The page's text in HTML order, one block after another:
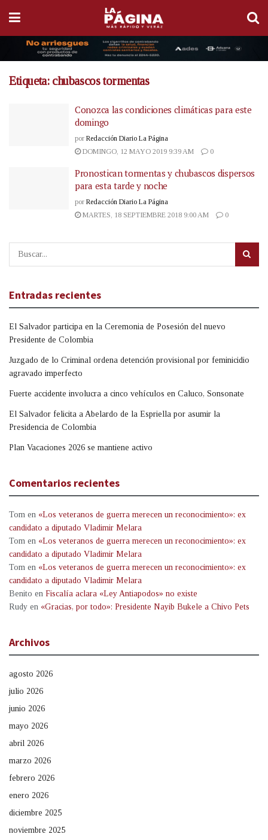
Etiqueta: chubascos tormentas
Conozca las condiciones climáticas para este
domingo
por Redacción Diario La Página
DOMINGO, 12 MAYO 2019 9:39 AM
0
Pronostican tormentas y chubascos dispersos
para esta tarde y noche
por Redacción Diario La Página
MARTES, 18 SEPTIEMBRE 2018 9:00 AM
0
Entradas recientes
El Salvador participa en la Ceremonia de Posesión del nuevo
Presidente de Colombia
Juzgado de lo Criminal ordena detención provisional por feminicidio
agravado imperfecto
Fuerte accidente involucra a cinco vehículos en Caluco, Sonsonate
El Salvador felicita a Abelardo de la Espriella por asumir la
Presidencia de Colombia
Plan Vacaciones 2026 se mantiene activo
Comentarios recientes
Tom en «Los veteranos de guerra merecen un reconocimiento»: ex
candidato a diputado Vladimir Melara
Tom en «Los veteranos de guerra merecen un reconocimiento»: ex
candidato a diputado Vladimir Melara
Tom en «Los veteranos de guerra merecen un reconocimiento»: ex
candidato a diputado Vladimir Melara
Benito en Fiscalía aclara «Ley Antiapodos» no existe
Rudy en «Gracias, por todo»: Presidente Nayib Bukele a Chivo Pets
Archivos
agosto 2026
julio 2026
junio 2026
mayo 2026
abril 2026
marzo 2026
febrero 2026
enero 2026
diciembre 2025
noviembre 2025